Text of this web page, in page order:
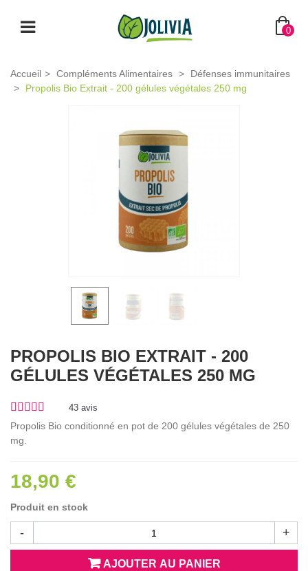
0
Accueil > Compléments Alimentaires >
Défenses immunitaires
>
Propolis Bio Extrait - 200 gélules végétales 250 mg
PROPOLIS BIO EXTRAIT - 200
GÉLULES VÉGÉTALES 250 MG
43 avis
Propolis Bio conditionné en pot de 200 gélules végétales de 250
mg.
18,90 €
Produit en stock
- +
AJOUTER AU PANIER